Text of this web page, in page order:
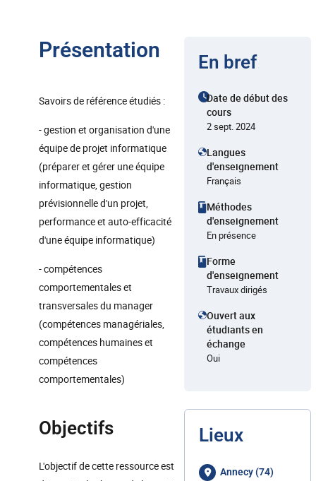
Présentation
Savoirs de référence étudiés :
- gestion et organisation d'une
équipe de projet informatique
(préparer et gérer une équipe
informatique, gestion
prévisionnelle d'un projet,
performance et auto-efficacité
d'une équipe informatique)
- compétences
comportementales et
transversales du manager
(compétences managériales,
compétences humaines et
compétences
comportementales)
Objectifs
L'objectif de cette ressource est
En bref
Date de début des
cours
2 sept. 2024
Langues
d'enseignement
Français
Méthodes
d'enseignement
En présence
Forme
d'enseignement
Travaux dirigés
Ouvert aux
étudiants en
échange
Oui
Lieux
Annecy (74)